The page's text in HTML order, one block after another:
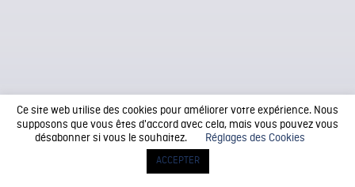
Ce site web utilise des cookies pour améliorer votre expérience. Nous
supposons que vous êtes d'accord avec cela, mais vous pouvez vous
désabonner si vous le souhaitez.
Réglages des Cookies
ACCEPTER